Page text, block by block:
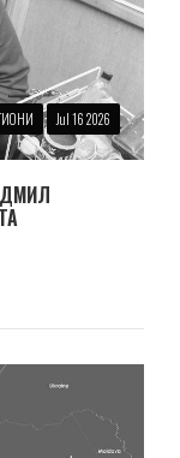
Jul 16 2026